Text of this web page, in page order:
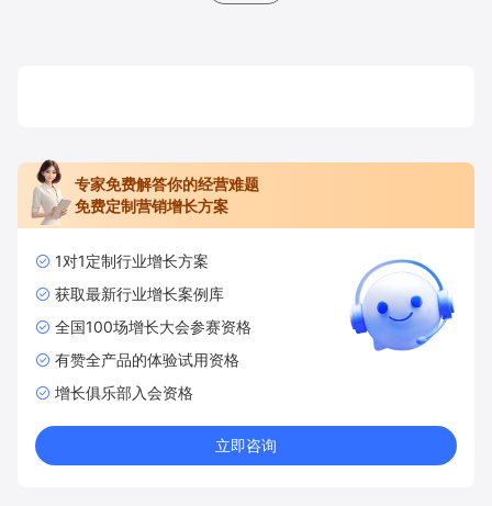
专家免费解答你的经营难题
免费定制营销增长方案
1对1定制行业增长方案
获取最新行业增长案例库
全国100场增长大会参赛资格
有赞全产品的体验试用资格
增长俱乐部入会资格
立即咨询